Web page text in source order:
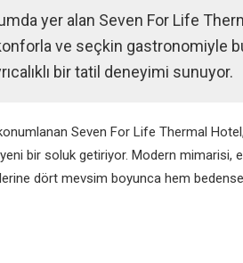
yer alan Seven For Life
ve seçkin gastronomiyle
bir tatil deneyimi sunuyor.
konumlanan Seven For Life Thermal
bir soluk getiriyor. Modern mimarisi,
dört mevsim boyunca hem